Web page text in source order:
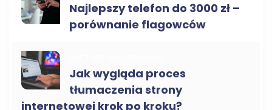
Najlepszy telefon do 3000 zł –
porównanie flagowców
Jak wygląda proces
tłumaczenia strony
internetowej krok po kroku?